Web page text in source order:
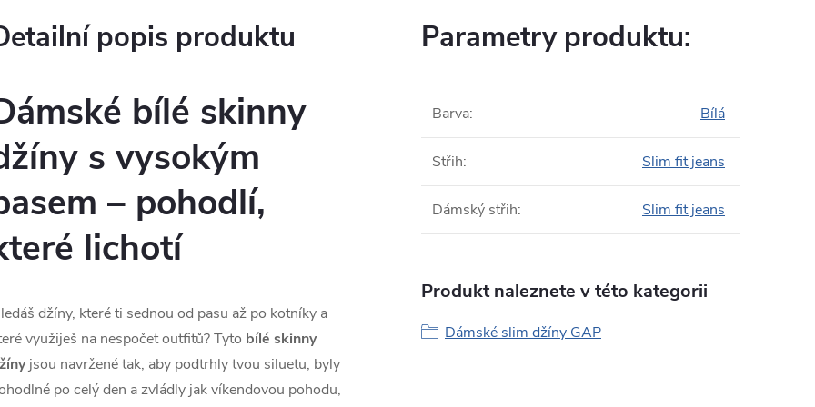
popis produktu
bílé skinny
s vysokým
– pohodlí,
lichotí
džíny, které ti sednou od pasu až po kotníky a
využiješ na nespočet outfitů? Tyto bílé skinny
jsou navržené tak, aby podtrhly tvou siluetu, byly
po celý den a zvládly jak víkendovou pohodu,
Parametry produktu:
Barva: Bílá
Střih: Slim fit jeans
Dámský střih: Slim fit jeans
Produkt naleznete v této kategorii
Dámské slim džíny GAP